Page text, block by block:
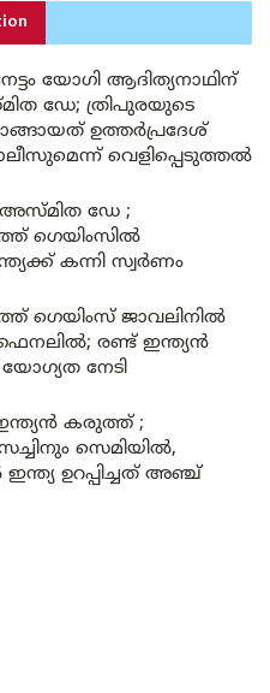
യോഗി ആദിത്യനാഥിന്
ഡേ; ത്രിപുരയുടെ
ഉത്തർപ്രദേശ്
വെളിപ്പെടുത്തൽ
അസ്മിത ഡേ ;
ഗെയിംസിൽ
കന്നി സ്വർണം
ഗെയിംസ് ജാവലിനിൽ
രണ്ട് ഇന്ത്യൻ
നേടി
ഇന്ത്യൻ കരുത്ത് ;
സെമിയിൽ,
ഉറപ്പിച്ചത് അഞ്ച്